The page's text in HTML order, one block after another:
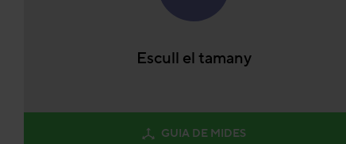
Escull el tamany
GUIA DE MIDES